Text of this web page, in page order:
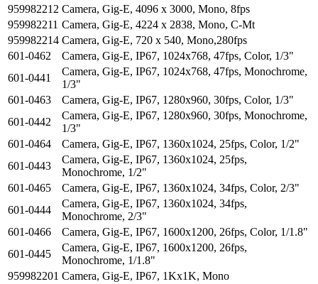
959982212 Camera, Gig-E, 4096 x 3000, Mono, 8fps
959982211 Camera, Gig-E, 4224 x 2838, Mono, C-Mt
959982214 Camera, Gig-E, 720 x 540, Mono,280fps
601-0462
Camera, Gig-E, IP67, 1024x768, 47fps, Color, 1/3"
601-0441
Camera, Gig-E, IP67, 1024x768, 47fps, Monochrome,
1/3"
601-0463
Camera, Gig-E, IP67, 1280x960, 30fps, Color, 1/3"
601-0442
Camera, Gig-E, IP67, 1280x960, 30fps, Monochrome,
1/3"
601-0464
Camera, Gig-E, IP67, 1360x1024, 25fps, Color, 1/2"
601-0443
Camera, Gig-E, IP67, 1360x1024, 25fps,
Monochrome, 1/2"
601-0465
Camera, Gig-E, IP67, 1360x1024, 34fps, Color, 2/3"
601-0444
Camera, Gig-E, IP67, 1360x1024, 34fps,
Monochrome, 2/3"
601-0466
Camera, Gig-E, IP67, 1600x1200, 26fps, Color, 1/1.8"
601-0445
Camera, Gig-E, IP67, 1600x1200, 26fps,
Monochrome, 1/1.8"
959982201 Camera, Gig-E, IP67, 1Kx1K, Mono